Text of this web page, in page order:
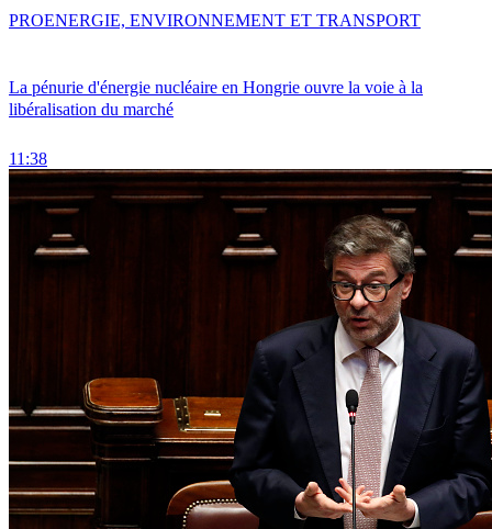
La pénurie d'énergie nucléaire en Hongrie ouvre la voie à la
libéralisation du marché
11:38
PROENERGIE, ENVIRONNEMENT ET TRANSPORT